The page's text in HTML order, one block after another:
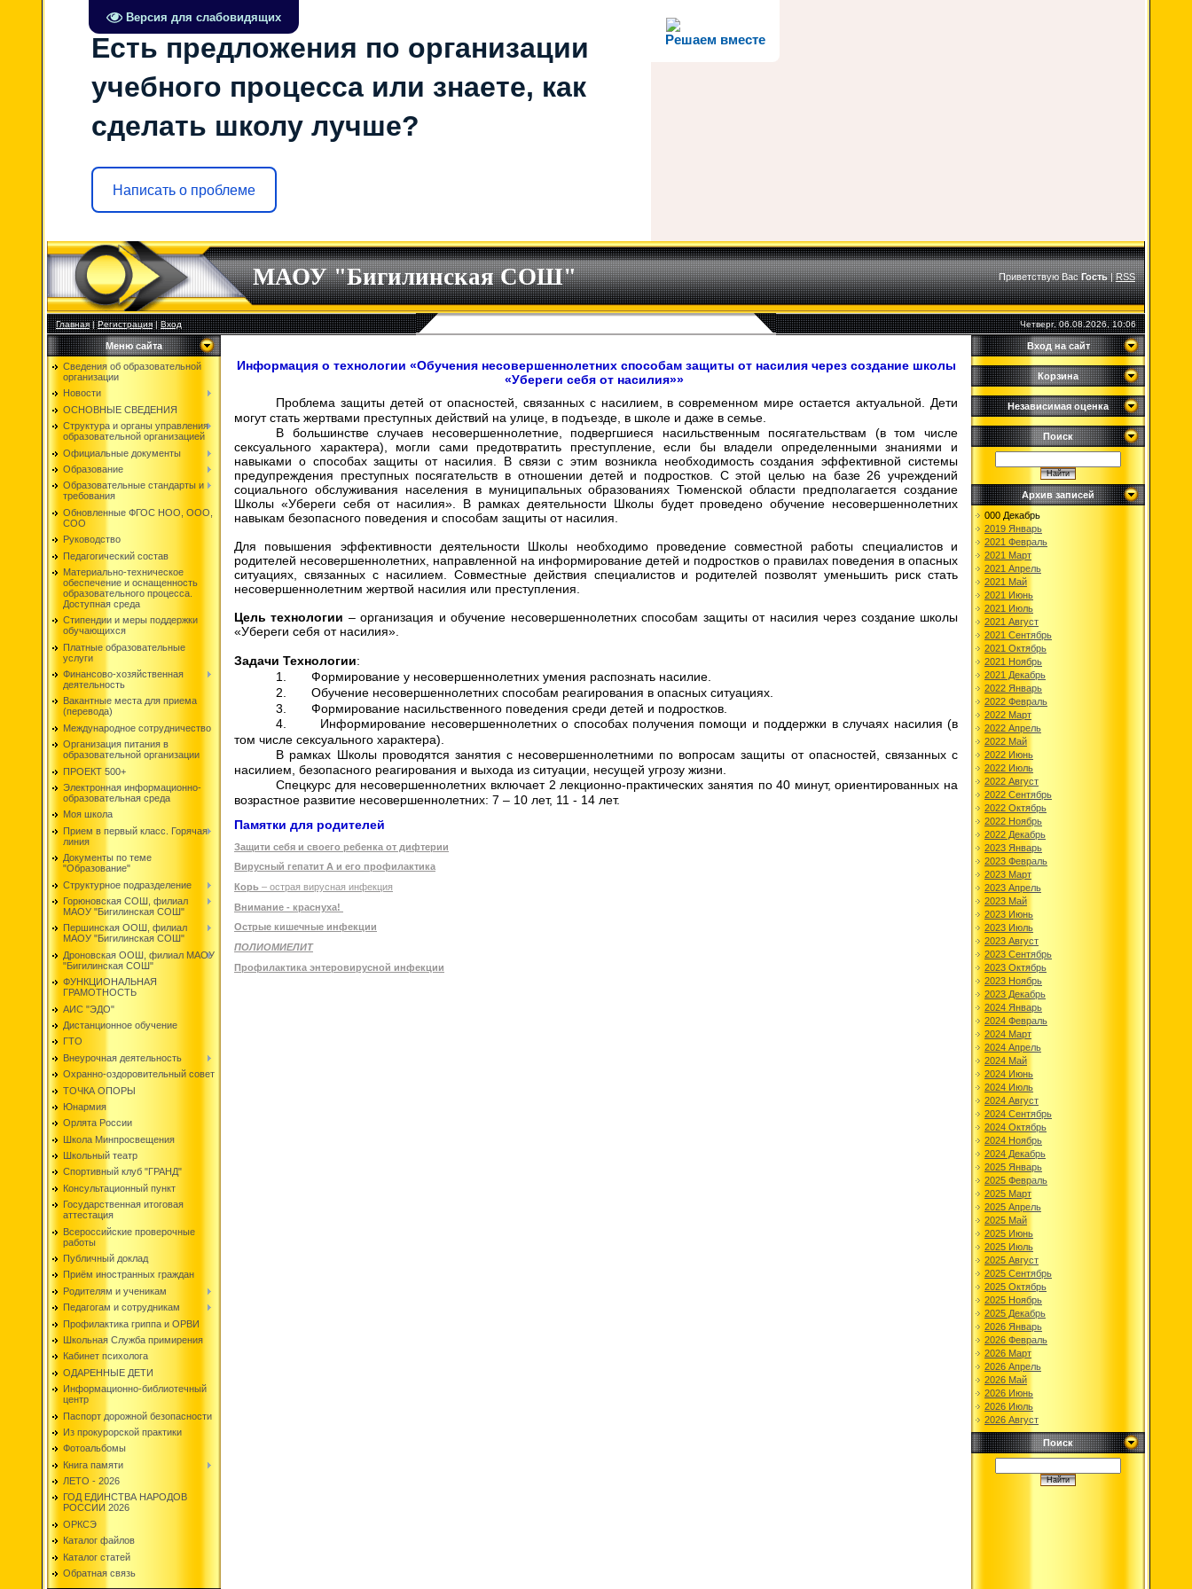
Версия для слабовидящих
Решаем вместе
Есть предложения по организации
учебного процесса или знаете, как
сделать школу лучше?
Написать о проблеме
МАОУ "Бигилинская СОШ" Приветствую Вас Гость|RSS
Главная|Регистрация|Вход Четверг, 06.08.2026, 10:06
Меню сайта
Сведения об образовательной
организации
Новости
ОСНОВНЫЕ СВЕДЕНИЯ
Структура и органы управления
образовательной организацией
Официальные документы
Образование
Образовательные стандарты и
требования
Обновленные ФГОС НОО, ООО,
СОО
Руководство
Педагогический состав
Материально-техническое
обеспечение и оснащенность
образовательного процесса.
Доступная среда
Стипендии и меры поддержки
обучающихся
Платные образовательные
услуги
Финансово-хозяйственная
деятельность
Вакантные места для приема
(перевода)
Международное сотрудничество
Организация питания в
образовательной организации
ПРОЕКТ 500+
Электронная информационно-
образовательная среда
Моя школа
Прием в первый класс. Горячая
линия
Документы по теме
"Образование"
Структурное подразделение
Горюновская СОШ, филиал
МАОУ "Бигилинская СОШ"
Першинская ООШ, филиал
МАОУ "Бигилинская СОШ"
Дроновская ООШ, филиал МАОУ
"Бигилинская СОШ"
ФУНКЦИОНАЛЬНАЯ
ГРАМОТНОСТЬ
АИС "ЭДО"
Дистанционное обучение
ГТО
Внеурочная деятельность
Охранно-оздоровительный совет
ТОЧКА ОПОРЫ
Юнармия
Орлята России
Школа Минпросвещения
Школьный театр
Спортивный клуб "ГРАНД"
Консультационный пункт
Государственная итоговая
аттестация
Всероссийские проверочные
работы
Публичный доклад
Приём иностранных граждан
Родителям и ученикам
Педагогам и сотрудникам
Профилактика гриппа и ОРВИ
Школьная Служба примирения
Кабинет психолога
ОДАРЕННЫЕ ДЕТИ
Информационно-библиотечный
центр
Паспорт дорожной безопасности
Из прокурорской практики
Фотоальбомы
Книга памяти
ЛЕТО - 2026
ГОД ЕДИНСТВА НАРОДОВ
РОССИИ 2026
ОРКСЭ
Каталог файлов
Каталог статей
Обратная связь
Информация о технологии «Обучения несовершеннолетних способам защиты от насилия через создание школы
«Убереги себя от насилия»»
Проблема защиты детей от опасностей, связанных с насилием, в современном мире остается актуальной. Дети
могут стать жертвами преступных действий на улице, в подъезде, в школе и даже в семье.
В большинстве случаев несовершеннолетние, подвергшиеся насильственным посягательствам (в том числе
сексуального характера), могли сами предотвратить преступление, если бы владели определенными знаниями и
навыками о способах защиты от насилия. В связи с этим возникла необходимость создания эффективной системы
предупреждения преступных посягательств в отношении детей и подростков. С этой целью на базе 26 учреждений
социального обслуживания населения в муниципальных образованиях Тюменской области предполагается создание
Школы «Убереги себя от насилия». В рамках деятельности Школы будет проведено обучение несовершеннолетних
навыкам безопасного поведения и способам защиты от насилия.
Для повышения эффективности деятельности Школы необходимо проведение совместной работы специалистов и
родителей несовершеннолетних, направленной на информирование детей и подростков о правилах поведения в опасных
ситуациях, связанных с насилием. Совместные действия специалистов и родителей позволят уменьшить риск стать
несовершеннолетним жертвой насилия или преступления.
Цель технологии – организация и обучение несовершеннолетних способам защиты от насилия через создание школы
«Убереги себя от насилия».
Задачи Технологии:
1.
Формирование у несовершеннолетних умения распознать насилие.
2.
Обучение несовершеннолетних способам реагирования в опасных ситуациях.
3.
Формирование насильственного поведения среди детей и подростков.
4.
Информирование несовершеннолетних о способах получения помощи и поддержки в случаях насилия (в
том числе сексуального характера).
В рамках Школы проводятся занятия с несовершеннолетними по вопросам защиты от опасностей, связанных с
насилием, безопасного реагирования и выхода из ситуации, несущей угрозу жизни.
Спецкурс для несовершеннолетних включает 2 лекционно-практических занятия по 40 минут, ориентированных на
возрастное развитие несовершеннолетних: 7 – 10 лет, 11 - 14 лет.
Памятки для родителей
Защити себя и своего ребенка от дифтерии
Вирусный гепатит А и его профилактика
Корь – острая вирусная инфекция
Внимание - краснуха!
Острые кишечные инфекции
ПОЛИОМИЕЛИТ
Профилактика энтеровирусной инфекции
Вход на сайт
Корзина
Независимая оценка
Поиск
Архив записей
000 Декабрь
2019 Январь
2021 Февраль
2021 Март
2021 Апрель
2021 Май
2021 Июнь
2021 Июль
2021 Август
2021 Сентябрь
2021 Октябрь
2021 Ноябрь
2021 Декабрь
2022 Январь
2022 Февраль
2022 Март
2022 Апрель
2022 Май
2022 Июнь
2022 Июль
2022 Август
2022 Сентябрь
2022 Октябрь
2022 Ноябрь
2022 Декабрь
2023 Январь
2023 Февраль
2023 Март
2023 Апрель
2023 Май
2023 Июнь
2023 Июль
2023 Август
2023 Сентябрь
2023 Октябрь
2023 Ноябрь
2023 Декабрь
2024 Январь
2024 Февраль
2024 Март
2024 Апрель
2024 Май
2024 Июнь
2024 Июль
2024 Август
2024 Сентябрь
2024 Октябрь
2024 Ноябрь
2024 Декабрь
2025 Январь
2025 Февраль
2025 Март
2025 Апрель
2025 Май
2025 Июнь
2025 Июль
2025 Август
2025 Сентябрь
2025 Октябрь
2025 Ноябрь
2025 Декабрь
2026 Январь
2026 Февраль
2026 Март
2026 Апрель
2026 Май
2026 Июнь
2026 Июль
2026 Август
Поиск